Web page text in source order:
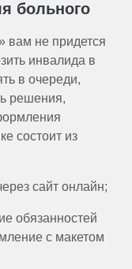
больного
вам не придется
инвалида в
в очереди,
решения,
состоит из
сайт онлайн;
обязанностей
с макетом